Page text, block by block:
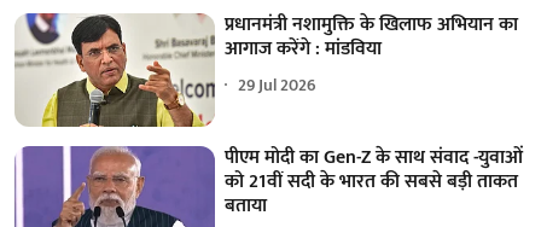
प्रधानमंत्री नशामुक्ति के खिलाफ अभियान का
आगाज करेंगे : मांडविया
29 Jul 2026
पीएम मोदी का Gen-Z के साथ संवाद -युवाओं
को 21वीं सदी के भारत की सबसे बड़ी ताकत
बताया